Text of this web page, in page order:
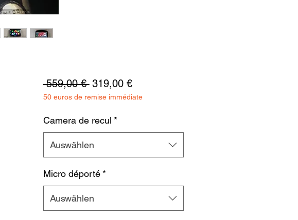
559,00 € Standardpreis
319,00 €Sale-
Preis
50 euros de remise immédiate
Camera de recul *
Auswählen
Micro déporté *
Auswählen